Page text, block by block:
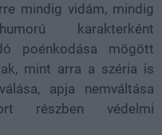
mindig vidám, mindig
karakterként
poénkodása mögött
mint arra a széria is
apja nemváltása
részben védelmi